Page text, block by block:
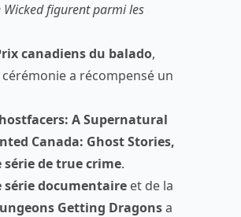
figurent parmi les
canadiens du balado,
a récompensé un
A Supernatural
Canada: Ghost Stories,
de true crime.
série documentaire et de la
Getting Dragonsa